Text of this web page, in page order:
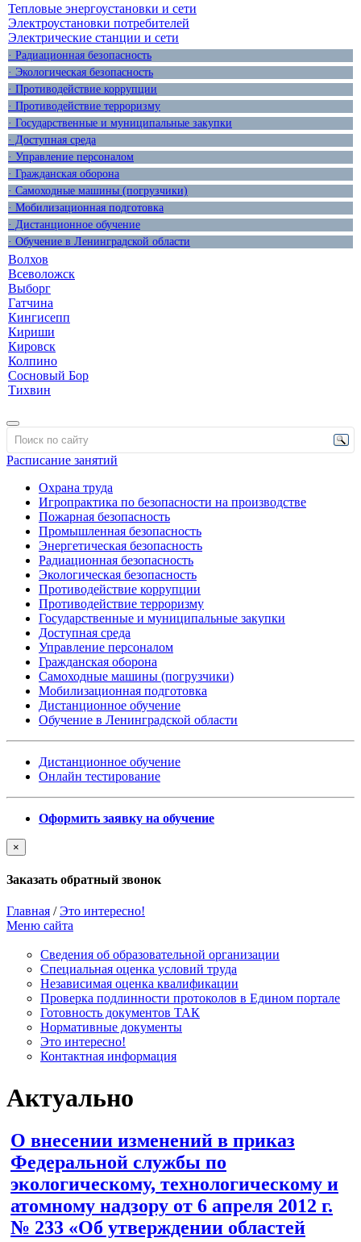
Тепловые энергоустановки и сети
Электроустановки потребителей
Электрические станции и сети
· Радиационная безопасность
· Экологическая безопасность
· Противодействие коррупции
· Противодействие терроризму
· Государственные и муниципальные закупки
· Доступная среда
· Управление персоналом
· Гражданская оборона
· Самоходные машины (погрузчики)
· Мобилизационная подготовка
· Дистанционное обучение
· Обучение в Ленинградской области
Волхов
Всеволожск
Выборг
Гатчина
Кингисепп
Кириши
Кировск
Колпино
Сосновый Бор
Тихвин
Расписание занятий
Охрана труда
Игропрактика по безопасности на производстве
Пожарная безопасность
Промышленная безопасность
Энергетическая безопасность
Радиационная безопасность
Экологическая безопасность
Противодействие коррупции
Противодействие терроризму
Государственные и муниципальные закупки
Доступная среда
Управление персоналом
Гражданская оборона
Самоходные машины (погрузчики)
Мобилизационная подготовка
Дистанционное обучение
Обучение в Ленинградской области
Дистанционное обучение
Онлайн тестирование
Оформить заявку на обучение
×
Заказать обратный звонок
Главная /Это интересно!
Меню сайта
Сведения об образовательной организации
Cпециальная оценка условий труда
Независимая оценка квалификации
Проверка подлинности протоколов в Едином портале
Готовность документов ТАК
Нормативные документы
Это интересно!
Контактная информация
Актуально
О внесении изменений в приказ
Федеральной службы по
экологическому, технологическому и
атомному надзору от 6 апреля 2012 г.
№ 233 «Об утверждении областей